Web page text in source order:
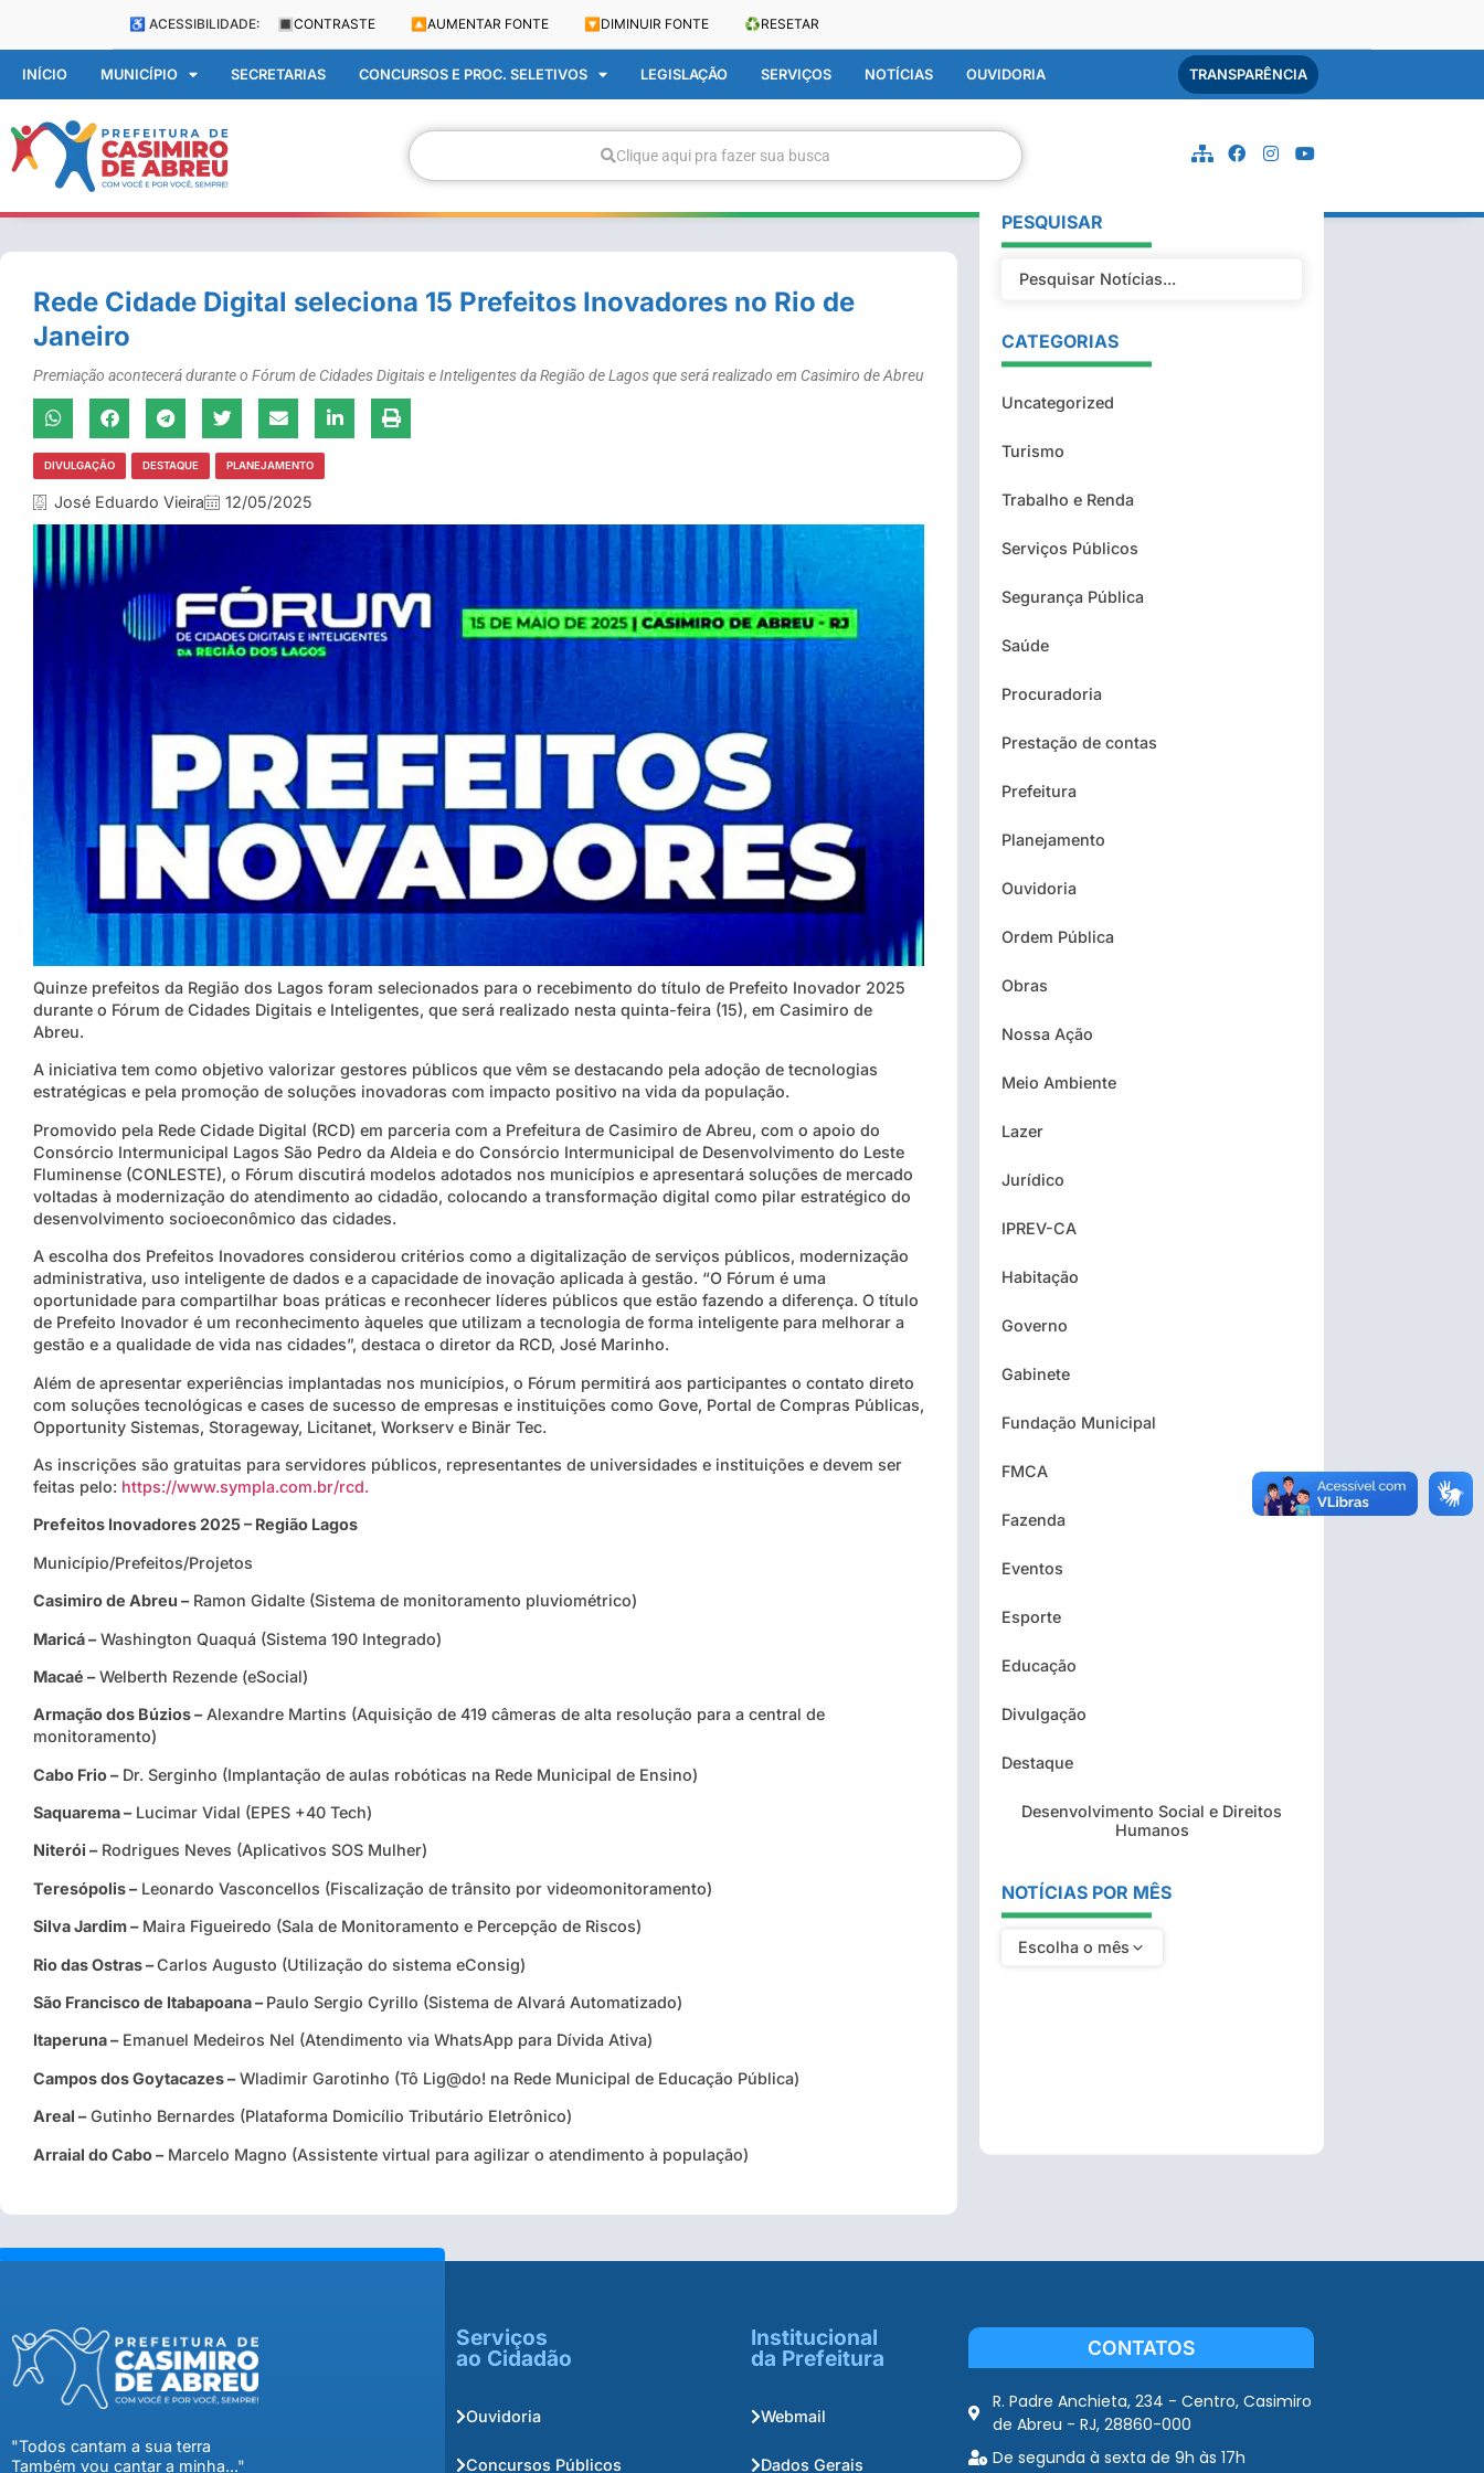
♿ ACESSIBILIDADE: 🔳 CONTRASTE 🔼 AUMENTAR FONTE 🔽 DIMINUIR FONTE ♻️RESETAR
INÍCIO MUNICÍPIO SECRETARIAS CONCURSOS E PROC. SELETIVOS LEGISLAÇÃO SERVIÇOS NOTÍCIAS OUVIDORIA TRANSPARÊNCIA
Clique aqui pra fazer sua busca
Rede Cidade Digital seleciona 15 Prefeitos Inovadores no Rio de
Janeiro
Premiação acontecerá durante o Fórum de Cidades Digitais e Inteligentes da Região de Lagos que será realizado em Casimiro de Abreu
DIVULGAÇÃO DESTAQUE PLANEJAMENTO
José Eduardo Vieira 12/05/2025
Quinze prefeitos da Região dos Lagos foram selecionados para o recebimento do título de Prefeito Inovador 2025
durante o Fórum de Cidades Digitais e Inteligentes, que será realizado nesta quinta-feira (15), em Casimiro de
Abreu.
A iniciativa tem como objetivo valorizar gestores públicos que vêm se destacando pela adoção de tecnologias
estratégicas e pela promoção de soluções inovadoras com impacto positivo na vida da população.
Promovido pela Rede Cidade Digital (RCD) em parceria com a Prefeitura de Casimiro de Abreu, com o apoio do
Consórcio Intermunicipal Lagos São Pedro da Aldeia e do Consórcio Intermunicipal de Desenvolvimento do Leste
Fluminense (CONLESTE), o Fórum discutirá modelos adotados nos municípios e apresentará soluções de mercado
voltadas à modernização do atendimento ao cidadão, colocando a transformação digital como pilar estratégico do
desenvolvimento socioeconômico das cidades.
A escolha dos Prefeitos Inovadores considerou critérios como a digitalização de serviços públicos, modernização
administrativa, uso inteligente de dados e a capacidade de inovação aplicada à gestão. “O Fórum é uma
oportunidade para compartilhar boas práticas e reconhecer líderes públicos que estão fazendo a diferença. O título
de Prefeito Inovador é um reconhecimento àqueles que utilizam a tecnologia de forma inteligente para melhorar a
gestão e a qualidade de vida nas cidades”, destaca o diretor da RCD, José Marinho.
Além de apresentar experiências implantadas nos municípios, o Fórum permitirá aos participantes o contato direto
com soluções tecnológicas e cases de sucesso de empresas e instituições como Gove, Portal de Compras Públicas,
Opportunity Sistemas, Storageway, Licitanet, Workserv e Binär Tec.
As inscrições são gratuitas para servidores públicos, representantes de universidades e instituições e devem ser
feitas pelo: https://www.sympla.com.br/rcd.
Prefeitos Inovadores 2025 – Região Lagos
Município/Prefeitos/Projetos
Casimiro de Abreu –Ramon Gidalte (Sistema de monitoramento pluviométrico)
Maricá –Washington Quaquá (Sistema 190 Integrado)
Macaé –Welberth Rezende (eSocial)
Armação dos Búzios –Alexandre Martins (Aquisição de 419 câmeras de alta resolução para a central de
monitoramento)
Cabo Frio –Dr. Serginho (Implantação de aulas robóticas na Rede Municipal de Ensino)
Saquarema –Lucimar Vidal (EPES +40 Tech)
Niterói –Rodrigues Neves (Aplicativos SOS Mulher)
Teresópolis –Leonardo Vasconcellos (Fiscalização de trânsito por videomonitoramento)
Silva Jardim –Maira Figueiredo (Sala de Monitoramento e Percepção de Riscos)
Rio das Ostras –Carlos Augusto (Utilização do sistema eConsig)
São Francisco de Itabapoana –Paulo Sergio Cyrillo (Sistema de Alvará Automatizado)
Itaperuna –Emanuel Medeiros Nel (Atendimento via WhatsApp para Dívida Ativa)
Campos dos Goytacazes –Wladimir Garotinho (Tô Lig@do! na Rede Municipal de Educação Pública)
Areal –Gutinho Bernardes (Plataforma Domicílio Tributário Eletrônico)
Arraial do Cabo –Marcelo Magno (Assistente virtual para agilizar o atendimento à população)
PESQUISAR
CATEGORIAS
Uncategorized
Turismo
Trabalho e Renda
Serviços Públicos
Segurança Pública
Saúde
Procuradoria
Prestação de contas
Prefeitura
Planejamento
Ouvidoria
Ordem Pública
Obras
Nossa Ação
Meio Ambiente
Lazer
Jurídico
IPREV-CA
Habitação
Governo
Gabinete
Fundação Municipal
FMCA
Fazenda
Eventos
Esporte
Educação
Divulgação
Destaque
Desenvolvimento Social e Direitos
Humanos
NOTÍCIAS POR MÊS
Escolha o mês
"Todos cantam a sua terra
Também vou cantar a minha..."
Serviços
ao Cidadão
Ouvidoria
Concursos Públicos
Institucional
da Prefeitura
Webmail
Dados Gerais
CONTATOS
R. Padre Anchieta, 234 - Centro, Casimiro
de Abreu - RJ, 28860-000
De segunda à sexta de 9h às 17h